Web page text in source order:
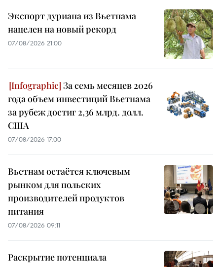
Экспорт дуриана из Вьетнама
нацелен на новый рекорд
07/08/2026 21:00
За семь месяцев 2026
года объем инвестиций Вьетнама
за рубеж достиг 2,36 млрд. долл.
США
07/08/2026 17:00
Вьетнам остаётся ключевым
рынком для польских
производителей продуктов
питания
07/08/2026 09:11
Раскрытие потенциала